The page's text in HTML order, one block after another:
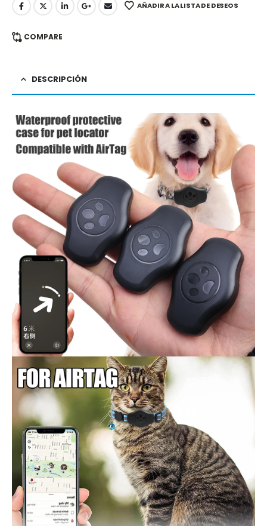
AÑADIR A LA LISTA DE DESEOS
COMPARE
DESCRIPCIÓN